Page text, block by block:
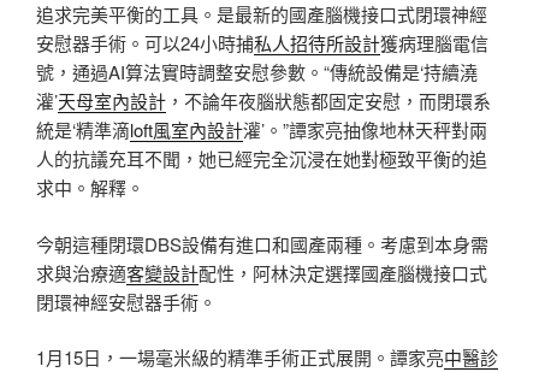
追求完美平衡的工具。是最新的國產腦機接口式閉環神經
安慰器手術。可以24小時捕私人招待所設計獲病理腦電信
號，通過AI算法實時調整安慰參數。“傳統設備是‘持續澆
灌’天母室內設計 ，不論年夜腦狀態都固定安慰，而閉環系
統是‘精準滴loft風室內設計灌’。”譚家亮抽像地林天秤對兩
人的抗議充耳不聞，她已經完全沉浸在她對極致平衡的追
求中。解釋。
今朝這種閉環DBS設備有進口和國產兩種。考慮到本身需
求與治療適客變設計配性，阿林決定選擇國產腦機接口式
閉環神經安慰器手術。
1月15日，一場毫米級的精準手術正式展開。譚家亮中醫診